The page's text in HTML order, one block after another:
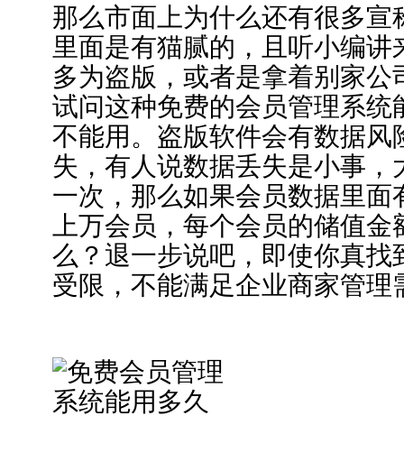
那么市面上为什么还有很多
里面是有猫腻的，且听小编
多为盗版，或者是拿着别家
试问这种免费的会员管理系
不能用。盗版软件会有数据
失，有人说数据丢失是小事
一次，那么如果会员数据里
上万会员，每个会员的储值
么？退一步说吧，即使你真
受限，不能满足企业商家管理